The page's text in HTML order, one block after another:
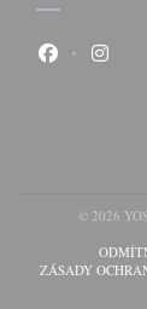
Facebook
© 2026
ZÁSADY